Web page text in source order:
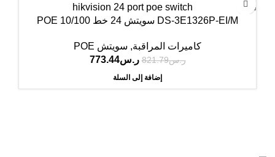
DS-3E1326P-EI/M سويتش 24 خط POE 10/100
كاميرات المراقبة, سويتش POE
ر.س821.79 ر.س773.44
إضافة إلى السلة